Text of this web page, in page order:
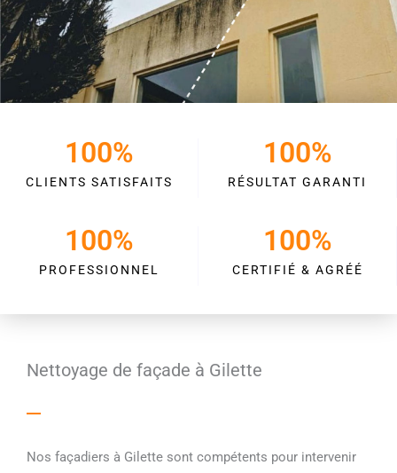
CLIENTS SATISFAITS
100%
RÉSULTAT GARANTI
100%
PROFESSIONNEL
100%
CERTIFIÉ & AGRÉÉ
100%
Nettoyage de façade à Gilette
Nos façadiers à Gilette sont compétents pour intervenir